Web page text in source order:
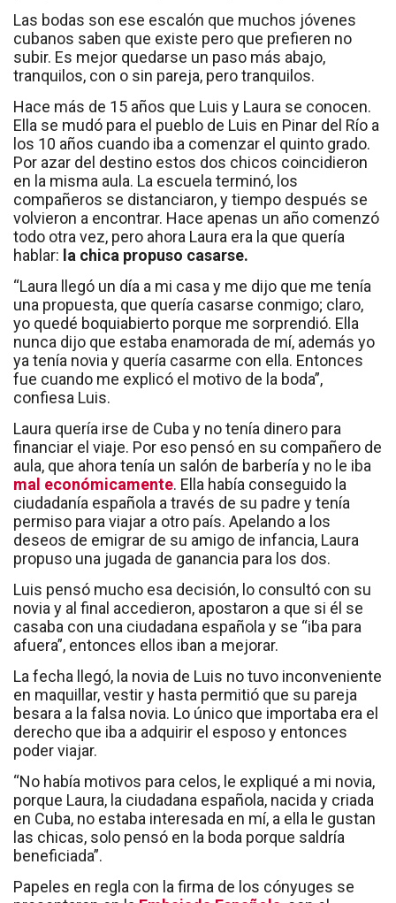
Las bodas son ese escalón que muchos jóvenes
cubanos saben que existe pero que prefieren no
subir. Es mejor quedarse un paso más abajo,
tranquilos, con o sin pareja, pero tranquilos.
Hace más de 15 años que Luis y Laura se conocen.
Ella se mudó para el pueblo de Luis en Pinar del Río a
los 10 años cuando iba a comenzar el quinto grado.
Por azar del destino estos dos chicos coincidieron
en la misma aula. La escuela terminó, los
compañeros se distanciaron, y tiempo después se
volvieron a encontrar. Hace apenas un año comenzó
todo otra vez, pero ahora Laura era la que quería
hablar: la chica propuso casarse.
“Laura llegó un día a mi casa y me dijo que me tenía
una propuesta, que quería casarse conmigo; claro,
yo quedé boquiabierto porque me sorprendió. Ella
nunca dijo que estaba enamorada de mí, además yo
ya tenía novia y quería casarme con ella. Entonces
fue cuando me explicó el motivo de la boda”,
confiesa Luis.
Laura quería irse de Cuba y no tenía dinero para
financiar el viaje. Por eso pensó en su compañero de
aula, que ahora tenía un salón de barbería y no le iba
mal económicamente. Ella había conseguido la
ciudadanía española a través de su padre y tenía
permiso para viajar a otro país. Apelando a los
deseos de emigrar de su amigo de infancia, Laura
propuso una jugada de ganancia para los dos.
Luis pensó mucho esa decisión, lo consultó con su
novia y al final accedieron, apostaron a que si él se
casaba con una ciudadana española y se “iba para
afuera”, entonces ellos iban a mejorar.
La fecha llegó, la novia de Luis no tuvo inconveniente
en maquillar, vestir y hasta permitió que su pareja
besara a la falsa novia. Lo único que importaba era el
derecho que iba a adquirir el esposo y entonces
poder viajar.
“No había motivos para celos, le expliqué a mi novia,
porque Laura, la ciudadana española, nacida y criada
en Cuba, no estaba interesada en mí, a ella le gustan
las chicas, solo pensó en la boda porque saldría
beneficiada”.
Papeles en regla con la firma de los cónyuges se